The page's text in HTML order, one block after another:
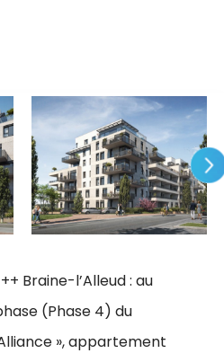
Braine-l’Alleud : au
(Phase 4) du
», appartement